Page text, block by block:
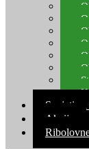
Savjeti
Akcija